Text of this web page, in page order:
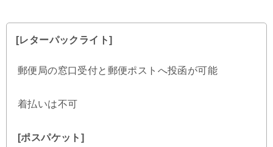
[レターパックライト]
郵便局の窓口受付と郵便ポストへ投函が可能
着払いは不可
[ポスパケット]